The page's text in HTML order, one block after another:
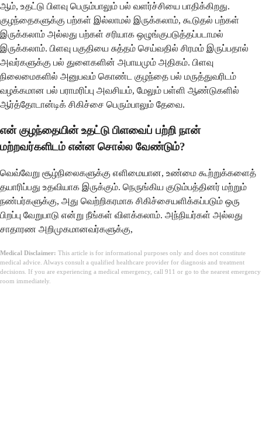
ஆம், உதட்டு பிளவு பெரும்பாலும் பல் வளர்ச்சியை பாதிக்கிறது.
குழந்தைகளுக்கு பற்கள் இல்லாமல் இருக்கலாம், கூடுதல் பற்கள்
இருக்கலாம் அல்லது பற்கள் சரியாக ஒழுங்குபடுத்தப்படாமல்
இருக்கலாம். பிளவு பகுதியை சுத்தம் செய்வதில் சிரமம் இருப்பதால்
அவர்களுக்கு பல் துளைகளின் அபாயமும் அதிகம். பிளவு
நிலைமைகளில் அனுபவம் கொண்ட குழந்தை பல் மருத்துவரிடம்
வழக்கமான பல் பராமரிப்பு அவசியம், மேலும் பள்ளி ஆண்டுகளில்
ஆர்த்தோடான்டிக் சிகிச்சை பெரும்பாலும் தேவை.
என் குழந்தையின் உதட்டு பிளவைப் பற்றி நான்
மற்றவர்களிடம் என்ன சொல்ல வேண்டும்?
வெவ்வேறு சூழ்நிலைகளுக்கு எளிமையான, உண்மை கூற்றுக்களைத்
தயாரிப்பது உதவியாக இருக்கும். நெருங்கிய குடும்பத்தினர் மற்றும்
நண்பர்களுக்கு, அது வெற்றிகரமாக சிகிச்சையளிக்கப்படும் ஒரு
பிறப்பு வேறுபாடு என்று நீங்கள் விளக்கலாம். அந்நியர்கள் அல்லது
சாதாரண அறிமுகமானவர்களுக்கு,
Medical Disclaimer: This article is for informational purposes only and does not constitute
medical advice. Always consult a qualified healthcare provider for diagnosis and treatment
decisions. If you are experiencing a medical emergency, call 911 or go to the nearest emergency
room immediately.